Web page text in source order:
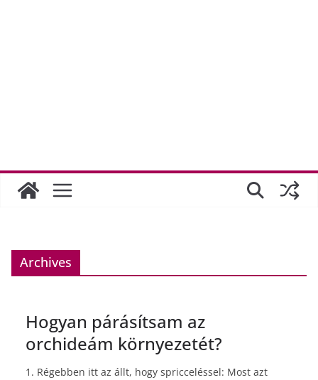
Archives
Hogyan párásítsam az
orchideám környezetét?
1. Régebben itt az állt, hogy spricceléssel: Most azt